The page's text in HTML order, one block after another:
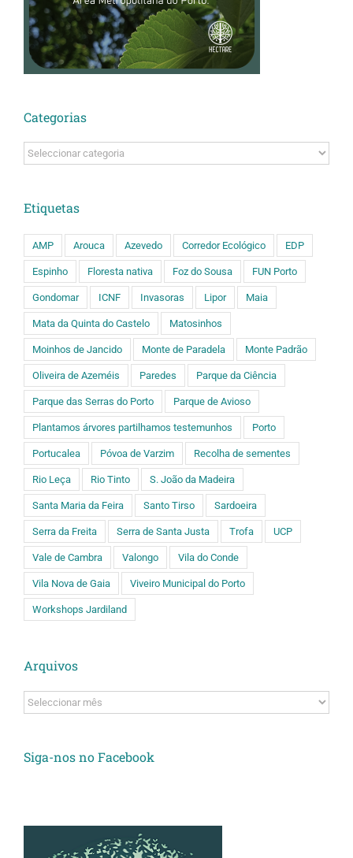
Categorias
Categorias
Etiquetas
AMP Arouca Azevedo Corredor Ecológico EDP
Espinho Floresta nativa Foz do Sousa FUN Porto
Gondomar ICNF Invasoras Lipor Maia
Mata da Quinta do Castelo Matosinhos
Moinhos de Jancido Monte de Paradela Monte Padrão
Oliveira de Azeméis Paredes Parque da Ciência
Parque das Serras do Porto Parque de Avioso
Plantamos árvores partilhamos testemunhos Porto
Portucalea Póvoa de Varzim Recolha de sementes
Rio Leça Rio Tinto S. João da Madeira
Santa Maria da Feira Santo Tirso Sardoeira
Serra da Freita Serra de Santa Justa Trofa UCP
Vale de Cambra Valongo Vila do Conde
Vila Nova de Gaia Viveiro Municipal do Porto
Workshops Jardiland
Arquivos
Arquivos
Siga-nos no Facebook